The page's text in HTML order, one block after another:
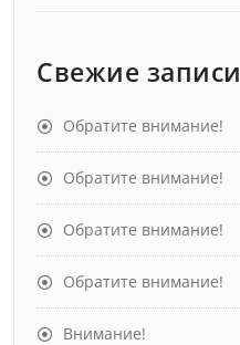
Свежие записи
Обратите внимание!
Обратите внимание!
Обратите внимание!
Обратите внимание!
Внимание!